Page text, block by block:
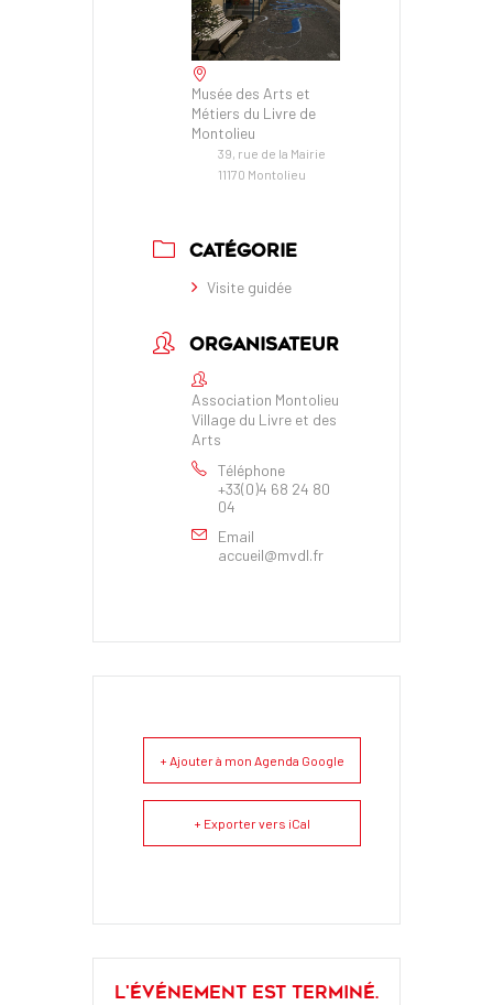
Musée des Arts et
Métiers du Livre de
Montolieu
39, rue de la Mairie
11170 Montolieu
CATÉGORIE
Visite guidée
ORGANISATEUR
Association Montolieu
Village du Livre et des
Arts
Téléphone
+33(0)4 68 24 80
04
Email
accueil@mvdl.fr
+ Ajouter à mon Agenda Google
+ Exporter vers iCal
L'événement est terminé.